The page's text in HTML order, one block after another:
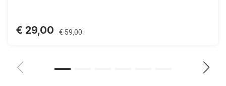
€ 29,00 € 59,00